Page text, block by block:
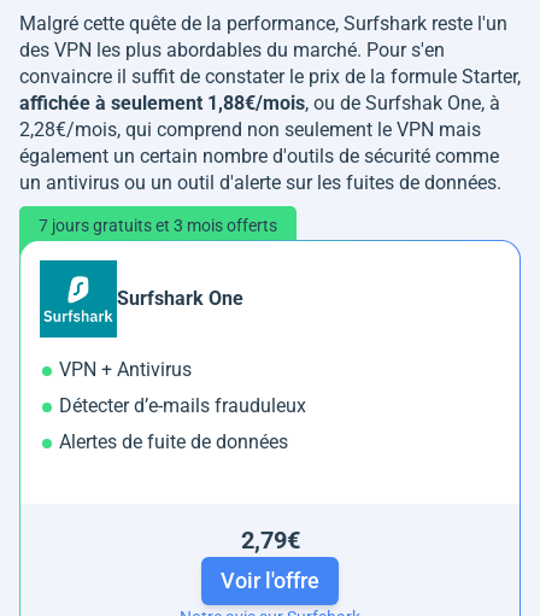
Malgré cette quête de la performance, Surfshark reste l'un
des VPN les plus abordables du marché. Pour s'en
convaincre il suffit de constater le prix de la formule Starter,
affichée à seulement 1,88€/mois, ou de Surfshak One, à
2,28€/mois, qui comprend non seulement le VPN mais
également un certain nombre d'outils de sécurité comme
un antivirus ou un outil d'alerte sur les fuites de données.
7 jours gratuits et 3 mois offerts
Surfshark One
VPN + Antivirus
Détecter d’e-mails frauduleux
Alertes de fuite de données
2,79€
Voir l'offre